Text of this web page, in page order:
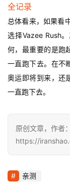
总体看来，如果看
选择Vazee Rush
何，最重要的是跑
一直跑下去。在不
奥运即将到来，还
一直跑下去。
原创文章，作者
https://
亲测